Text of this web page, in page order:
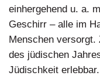
einhergehend u. a.
Geschirr – alle im
Menschen versorgt.
des jüdischen
Jüdischkeit